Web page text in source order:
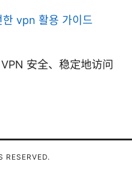
vpn 활용 가이드
安全、稳定地访问